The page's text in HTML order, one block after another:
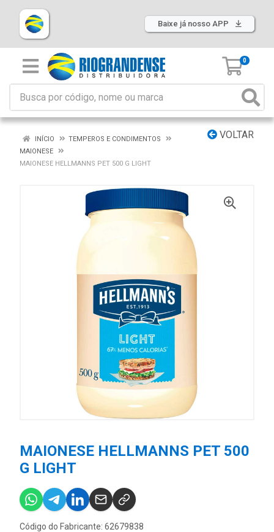
Baixe já nosso APP
0
VOLTAR
INÍCIO
TEMPEROS E CONDIMENTOS
MAIONESE
MAIONESE HELLMANNS PET 500 G LIGHT
MAIONESE HELLMANNS PET 500
G LIGHT
Código do Fabricante: 62679838